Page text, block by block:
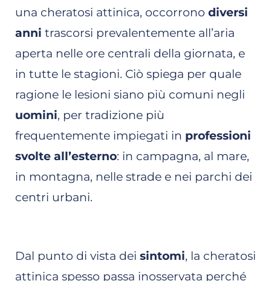
una cheratosi attinica, occorrono diversi
anni trascorsi prevalentemente all’aria
aperta nelle ore centrali della giornata, e
in tutte le stagioni. Ciò spiega per quale
ragione le lesioni siano più comuni negli
uomini, per tradizione più
frequentemente impiegati in professioni
svolte all’esterno: in campagna, al mare,
in montagna, nelle strade e nei parchi dei
centri urbani.
Dal punto di vista dei sintomi, la cheratosi
attinica spesso passa inosservata perché